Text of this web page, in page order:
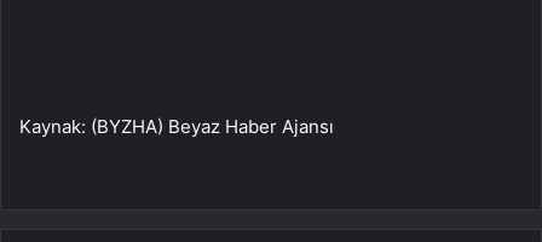
Kaynak: (BYZHA) Beyaz Haber Ajansı